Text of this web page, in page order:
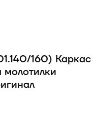
160) Каркас
молотилки